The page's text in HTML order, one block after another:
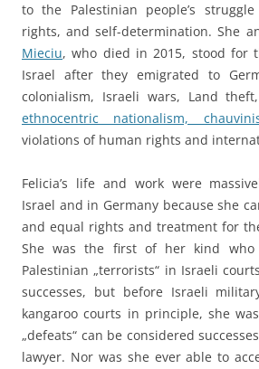
to the Palestinian people’s
rights, and self-determination. She
Mieciu, who died in 2015, stood for
Israel after they emigrated to
colonialism, Israeli wars, Land
ethnocentric nationalism,
violations of human rights and
Felicia’s life and work were
Israel and in Germany because she
and equal rights and treatment for
She was the first of her kind who
Palestinian „terrorists“ in Israeli
successes, but before Israeli
kangaroo courts in principle, she
„defeats“ can be considered
lawyer. Nor was she ever able to